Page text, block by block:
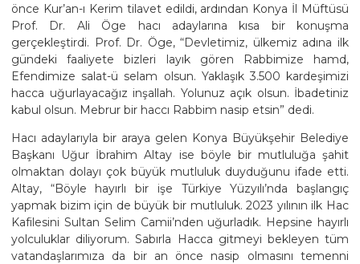
önce Kur’an-ı Kerim tilavet edildi, ardından Konya İl Müftüsü
Prof. Dr. Ali Öge hacı adaylarına kısa bir konuşma
gerçekleştirdi. Prof. Dr. Öge, “Devletimiz, ülkemiz adına ilk
gündeki faaliyete bizleri layık gören Rabbimize hamd,
Efendimize salat-ü selam olsun. Yaklaşık 3.500 kardeşimizi
hacca uğurlayacağız inşallah. Yolunuz açık olsun. İbadetiniz
kabul olsun. Mebrur bir haccı Rabbim nasip etsin” dedi.
Hacı adaylarıyla bir araya gelen Konya Büyükşehir Belediye
Başkanı Uğur İbrahim Altay ise böyle bir mutluluğa şahit
olmaktan dolayı çok büyük mutluluk duyduğunu ifade etti.
Altay, “Böyle hayırlı bir işe Türkiye Yüzyılı’nda başlangıç
yapmak bizim için de büyük bir mutluluk. 2023 yılının ilk Hac
Kafilesini Sultan Selim Camii’nden uğurladık. Hepsine hayırlı
yolculuklar diliyorum. Sabırla Hacca gitmeyi bekleyen tüm
vatandaşlarımıza da bir an önce nasip olmasını temenni